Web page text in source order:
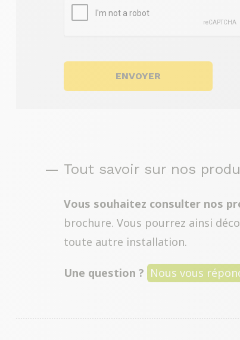
Tout savoir sur nos
Vous souhaitez consulter nos
brochure. Vous pourrez ainsi
toute autre installation.
Une question ? Nous vous